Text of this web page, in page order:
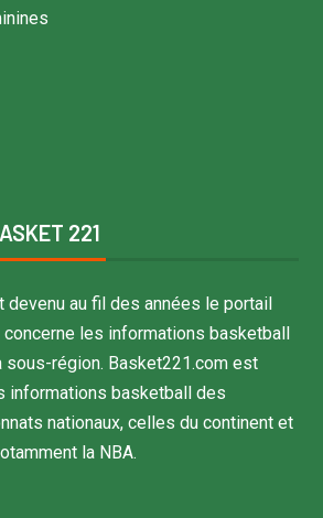
221
devenu au fil des années le portail
concerne les informations basketball
sous-région. Basket221.com est
informations basketball des
nationaux, celles du continent et
la NBA.